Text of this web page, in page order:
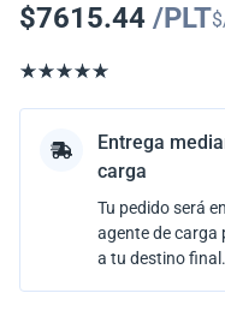
$7615.44 /PLT
Entrega
carga
Tu pedido será
agente de carga
a tu destino final.